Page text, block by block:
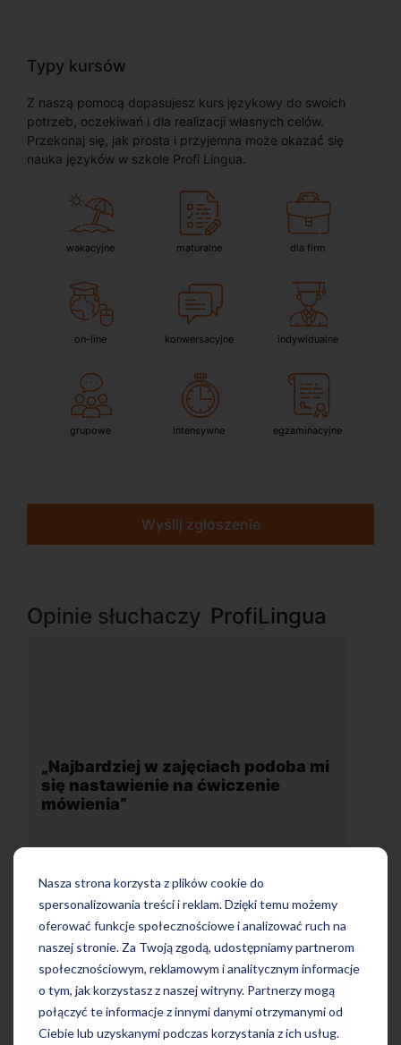
Nasza strona korzysta z plików cookie do
spersonalizowania treści i reklam. Dzięki temu możemy
oferować funkcje społecznościowe i analizować ruch na
naszej stronie. Za Twoją zgodą, udostępniamy partnerom
społecznościowym, reklamowym i analitycznym informacje
o tym, jak korzystasz z naszej witryny. Partnerzy mogą
połączyć te informacje z innymi danymi otrzymanymi od
Ciebie lub uzyskanymi podczas korzystania z ich usług.
Typy kursów
Z naszą pomocą dopasujesz kurs językowy do swoich
potrzeb, oczekiwań i dla realizacji własnych celów.
Przekonaj się, jak prosta i przyjemna może okazać się
nauka języków w szkole Profi Lingua.
wakacyjne maturalne dla firm
on-line konwersacyjne indywidualne
grupowe intensywne egzaminacyjne
Wyślij zgłoszenie
Opinie słuchaczy ProfiLingua
podoba mi
ćwiczenie
podoba mi się
mówienia.
„Wygodna, nowoczesna
położona w dogodnej
Uczę się w tej szkole od 4 lat i
bardzo zadowolona. Zajęcia z
wygodna, nowoczesna szkoła